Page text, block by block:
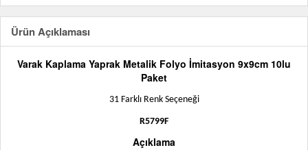
Ürün Açıklaması
Varak Kaplama Yaprak Metalik Folyo İmitasyon 9x9cm 10lu
Paket
31 Farklı Renk Seçeneği
R5799F
Açıklama